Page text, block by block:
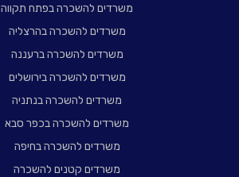
משרדים להשכרה בפתח תקווה
משרדים להשכרה בהרצליה
משרדים להשכרה ברעננה
משרדים להשכרה בירושלים
משרדים להשכרה בנתניה
משרדים להשכרה בכפר סבא
משרדים להשכרה בחיפה
משרדים קטנים להשכרה